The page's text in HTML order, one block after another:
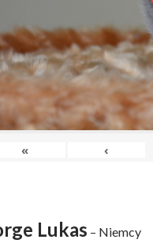
« ‹
Lukas – Niemcy